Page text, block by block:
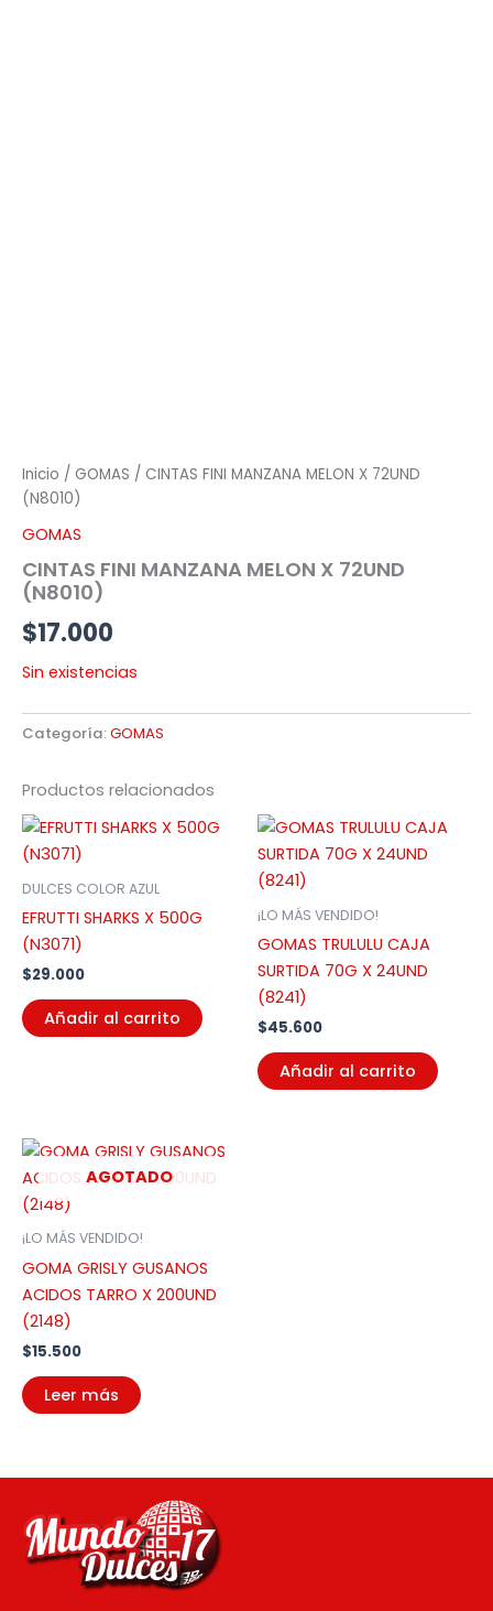
Inicio / GOMAS / CINTAS FINI MANZANA MELON X 72UND
(N8010)
GOMAS
CINTAS FINI MANZANA MELON X 72UND
(N8010)
$17.000
Sin existencias
Categoría:GOMAS
Productos relacionados
DULCES COLOR AZUL
EFRUTTI SHARKS X 500G
(N3071)
$29.000
Añadir al carrito
¡LO MÁS VENDIDO!
GOMAS TRULULU CAJA
SURTIDA 70G X 24UND
(8241)
$45.600
Añadir al carrito
AGOTADO
¡LO MÁS VENDIDO!
GOMA GRISLY GUSANOS
ACIDOS TARRO X 200UND
(2148)
$15.500
Leer más